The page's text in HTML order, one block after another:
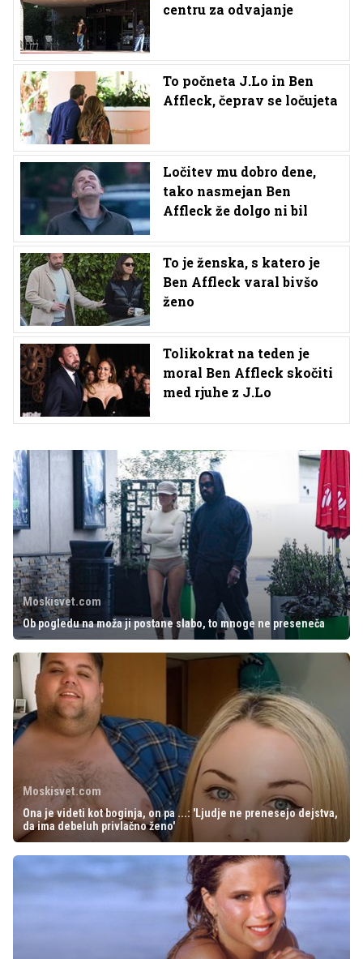
centru za odvajanje
To počneta J.Lo in Ben
Affleck, čeprav se ločujeta
Ločitev mu dobro dene,
tako nasmejan Ben
Affleck že dolgo ni bil
To je ženska, s katero je
Ben Affleck varal bivšo
ženo
Tolikokrat na teden je
moral Ben Affleck skočiti
med rjuhe z J.Lo
Moskisvet.com
Ob pogledu na moža ji postane slabo, to mnoge ne preseneča
Moskisvet.com
Ona je videti kot boginja, on pa ...: 'Ljudje ne prenesejo dejstva,
da ima debeluh privlačno ženo'